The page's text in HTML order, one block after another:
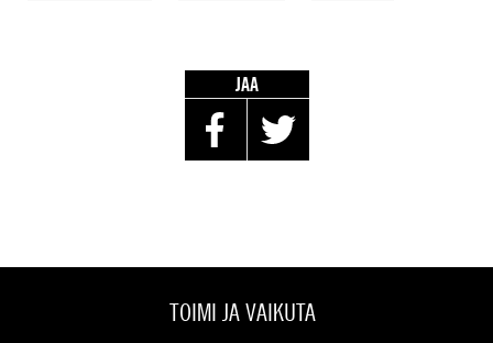
JAA
TOIMI JA VAIKUTA